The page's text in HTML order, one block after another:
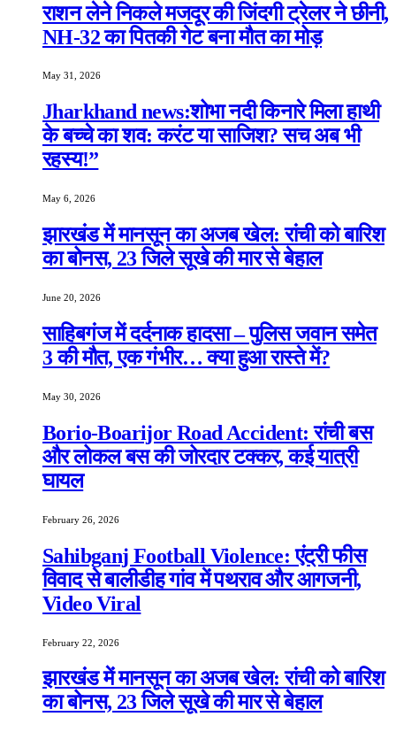
राशन लेने निकले मजदूर की जिंदगी ट्रेलर ने छीनी,
NH-32 का पितकी गेट बना मौत का मोड़
May 31, 2026
Jharkhand news:शोभा नदी किनारे मिला हाथी
के बच्चे का शव: करंट या साजिश? सच अब भी
रहस्य!”
May 6, 2026
झारखंड में मानसून का अजब खेल: रांची को बारिश
का बोनस, 23 जिले सूखे की मार से बेहाल
June 20, 2026
साहिबगंज में दर्दनाक हादसा – पुलिस जवान समेत
3 की मौत, एक गंभीर… क्या हुआ रास्ते में?
May 30, 2026
Borio-Boarijor Road Accident: रांची बस
और लोकल बस की जोरदार टक्कर, कई यात्री
घायल
February 26, 2026
Sahibganj Football Violence: एंट्री फीस
विवाद से बालीडीह गांव में पथराव और आगजनी,
Video Viral
February 22, 2026
झारखंड में मानसून का अजब खेल: रांची को बारिश
का बोनस, 23 जिले सूखे की मार से बेहाल